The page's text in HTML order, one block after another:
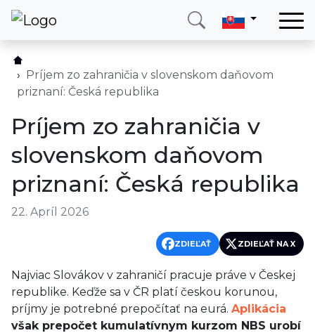
Služby
Krajina
O nás
Blog
Kontakt
Príjem zo zahraničia v slovenskom daňovom
priznaní: Česká republika
Príjem zo zahraničia v
slovenskom daňovom
priznaní: Česká republika
22. Apríl 2026
ZDIEĽAŤ ZDIEĽAŤ NA X
Najviac Slovákov v zahraničí pracuje práve v Českej
republike. Keďže sa v ČR platí českou korunou,
príjmy je potrebné prepočítať na eurá. Aplikácia
však prepočet kumulatívnym kurzom NBS urobí